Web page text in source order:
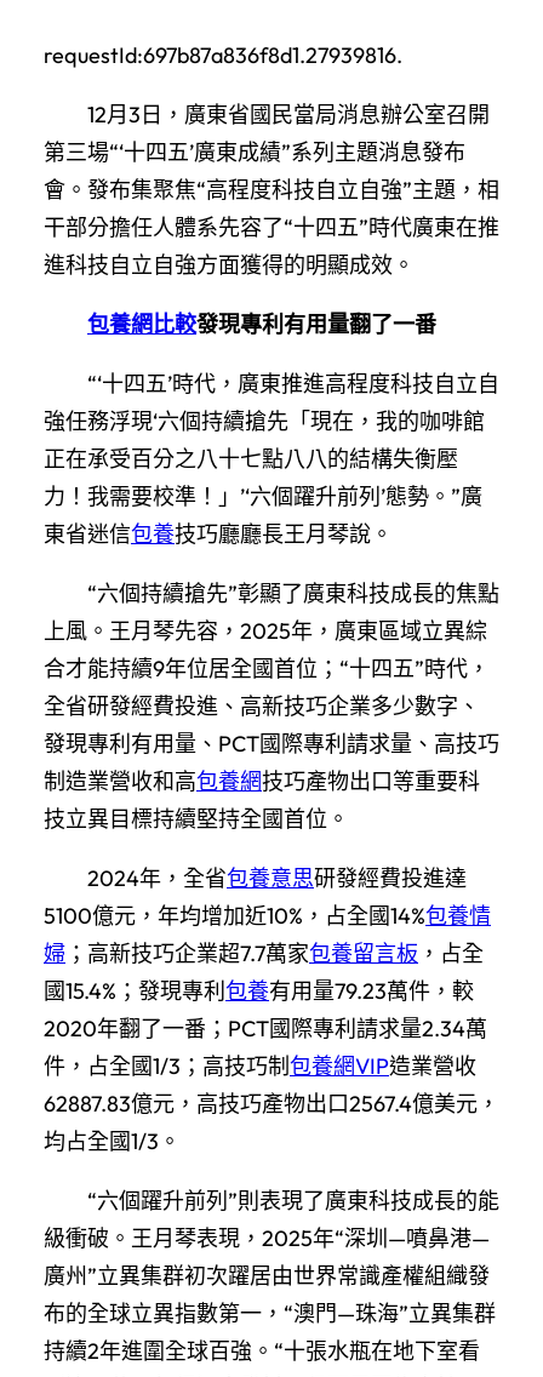
requestId:697b87a836f8d1.27939816.
12月3日，廣東省國民當局消息辦公室召開
第三場“‘十四五’廣東成績”系列主題消息發布
會。發布集聚焦“高程度科技自立自強”主題，相
干部分擔任人體系先容了“十四五”時代廣東在推
進科技自立自強方面獲得的明顯成效。
包養網比較發現專利有用量翻了一番
“‘十四五’時代，廣東推進高程度科技自立自
強任務浮現‘六個持續搶先「現在，我的咖啡館
正在承受百分之八十七點八八的結構失衡壓
力！我需要校準！」’‘六個躍升前列’態勢。”廣
東省迷信包養技巧廳廳長王月琴說。
“六個持續搶先”彰顯了廣東科技成長的焦點
上風。王月琴先容，2025年，廣東區域立異綜
合才能持續9年位居全國首位；“十四五”時代，
全省研發經費投進、高新技巧企業多少數字、
發現專利有用量、PCT國際專利請求量、高技巧
制造業營收和高包養網技巧產物出口等重要科
技立異目標持續堅持全國首位。
2024年，全省包養意思研發經費投進達
5100億元，年均增加近10%，占全國14%包養情
婦 ；高新技巧企業超7.7萬家包養留言板 ，占全
國15.4%；發現專利 包養有用量79.23萬件，較
2020年翻了一番；PCT國際專利請求量2.34萬
件，占全國1/3；高技巧制包養網VIP造業營收
62887.83億元，高技巧產物出口2567.4億美元，
均占全國1/3。
“六個躍升前列”則表現了廣東科技成長的能
級衝破。王月琴表現，2025年“深圳—噴鼻港—
廣州”立異集群初次躍居由世界常識產權組織發
布的全球立異指數第一，“澳門—珠海”立異集群
持續2年進圍全球百強。“十張水瓶在地下室看